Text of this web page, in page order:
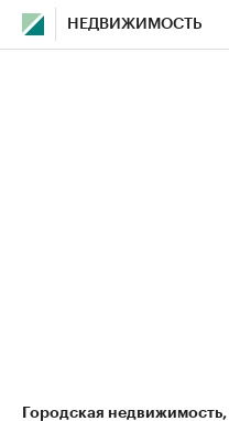
НЕДВИЖИМОСТЬ
Городская недвижимость⁠,